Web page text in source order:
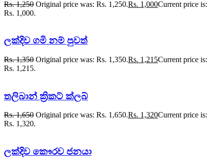
Rs.1,250 Original price was: Rs. 1,250.Rs. 1,000Current price is:
Rs. 1,000.
ලක්දිව ගමි නම් පුවත්
Rs.1,350 Original price was: Rs. 1,350.Rs. 1,215Current price is:
Rs. 1,215.
තලිබාන් ක්‍රිකට් ක්ලබ්
Rs.1,650 Original price was: Rs. 1,650.Rs. 1,320Current price is:
Rs. 1,320.
ලක්දිව කෞරව ජනයා